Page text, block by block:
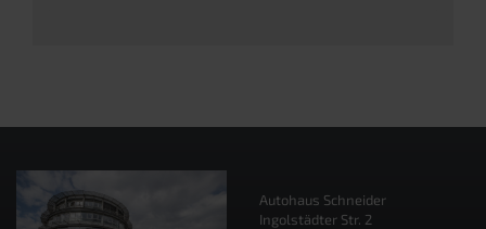
Autohaus Schneider
Ingolstädter Str. 2